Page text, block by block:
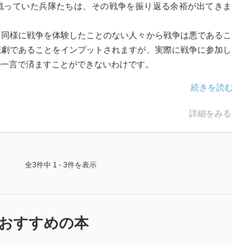
ていた兵隊たちは、その戦争を振り返る余裕が出てきま
様に戦争を体験したことのない人々から戦争は悪であるこ
であることをインプットされますが、実際に戦争に参加し
言で済ますことができないわけです。
体験の意味について論じられることが多くいです。
隊生活を送る人々にスポットをあて、ある種、批判的に書
です。
られ、刑務所に入れられていましたが、戻ってきた中隊に
ついては裏がある様子で、それを感じ取った「曾田」とい
詳細をみる
全3件中 1 - 3件を表示
すすめの本